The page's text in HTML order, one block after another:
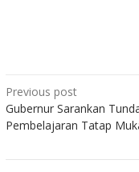
Post
navigation
Previous post
Gubernur Sarankan
Pembelajaran Tatap